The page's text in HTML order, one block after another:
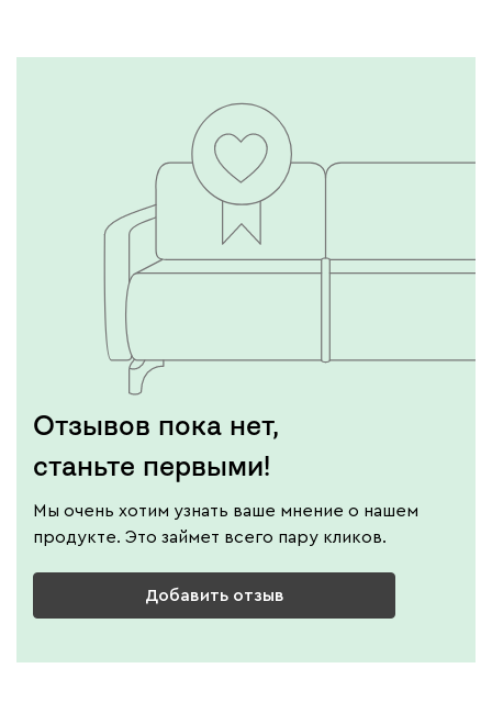
Отзывов пока нет,
станьте первыми!
Мы очень хотим узнать ваше мнение о нашем
продукте. Это займет всего пару кликов.
Добавить отзыв